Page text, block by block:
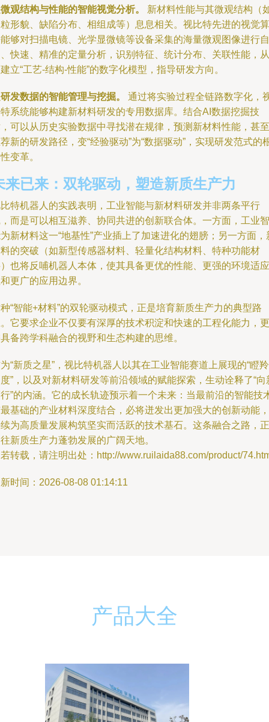
观结构与性能的智能视觉分析。
新材料性能与其微观结构（
形貌、缺陷分布、相组成等）息息相关。视比特先进的视觉算
够对扫描电镜、光学显微镜等设备采集的海量微观图像进行自
快速、精准的定量分析，识别特征、统计分布、关联性能，从
立“工艺-结构-性能”的数字化模型，指导研发方向。
发数据的智能管理与挖掘。
通过将实验过程全链路数字化，
系统能够构建新材料研发的专用数据库。结合AI数据挖掘技
可以从历史实验数据中寻找潜在规律，预测新材料性能，甚至
新的研发路径，变“经验驱动”为“数据驱动”，实现研发范式的
变革。
来已来：双轮驱动，塑造新质生产力
特机器人的实践表明，工业智能与新材料研发并非两条平行
而是可以相互滋养、协同共进的创新联合体。一方面，工业智
新材料这一“地基性”产业插上了加速进化的翅膀；另一方面，
的突破（如新型传感器材料、轻量化结构材料、特种功能材
也将反哺机器人本体，使其具备更优的性能、更强的环境适应
更广的应用边界。
“智能+材料”的双轮驱动模式，正是培育新质生产力的典型路
它要求企业不仅要有深厚的技术积淀和快速的工程化能力，更
备跨学科融合的视野和生态构建的思维。
“新质之星”，视比特机器人以其在工业智能赛道上展现的“瞪羚
”，以及对新材料研发等前沿领域的赋能探索，生动诠释了“向
”的内涵。它的成长轨迹预示着一个未来：当最前沿的智能技
基础的产业材料深度结合，必将迸发出更加强大的创新动能，
为高质量发展构筑坚实而活跃的技术基石。这条融合之路，正
新质生产力蓬勃发展的广阔天地。
转载，请注明出处：http://www.ruilaida88.com/product/
时间：2026-08-08 01:14:11
产品大全